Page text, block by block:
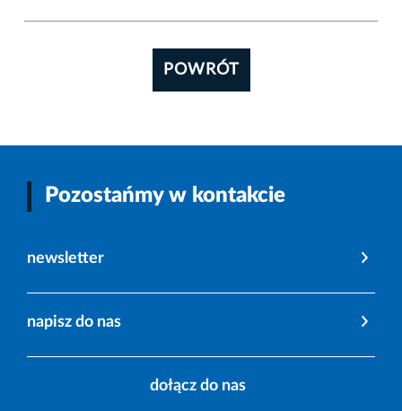
POWRÓT
Pozostańmy w kontakcie
newsletter
napisz do nas
dołącz do nas